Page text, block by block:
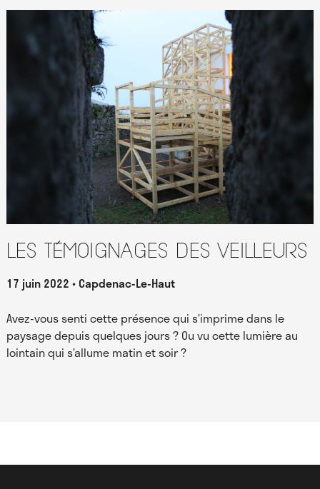
Les témoignages des Veilleurs
17 juin 2022 Capdenac-Le-Haut
Avez-vous senti cette présence qui s’imprime dans le
paysage depuis quelques jours ? Ou vu cette lumière au
lointain qui s’allume matin et soir ?